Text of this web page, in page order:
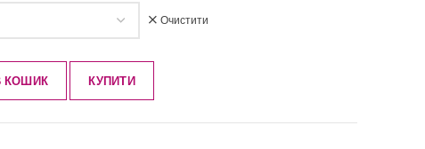
Очистити
КОШИК КУПИТИ